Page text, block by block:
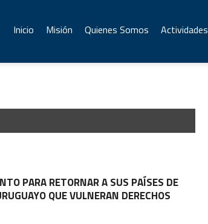
Inicio Misión Quienes Somos Actividades
PARA RETORNAR A SUS PAÍSES DE
QUE VULNERAN DERECHOS